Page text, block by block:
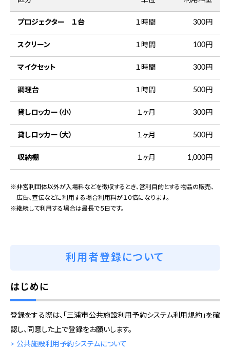
非営利団体以外が入場料などを徴収するとき、営利目的とする物品の販売、
広告、宣伝などに利用する場合利用料が１０倍になります。
継続して利用する場合は最長で５日です。
プロジェクター １台 １時間 300円
スクリーン １時間 100円
マイクセット １時間 300円
調理台 １時間 500円
貸しロッカー（小） １ヶ月 300円
貸しロッカー（大） １ヶ月 500円
収納棚 １ヶ月 1,000円
利用者登録について
はじめに
登録をする際は、「三浦市公共施設利用予約システム利用規約」を確
認し、同意した上で登録をお願いします。
> 公共施設利用予約システムについて